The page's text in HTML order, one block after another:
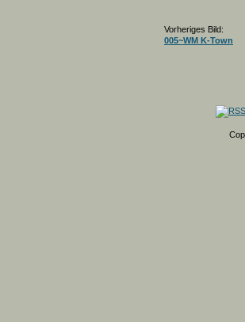
Vorheriges Bild:
005~WM K-Town